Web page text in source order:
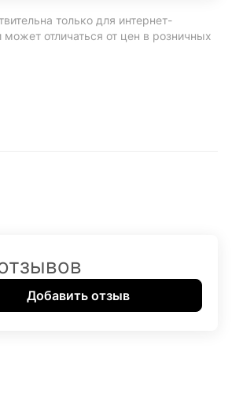
только для интернет-
может отличаться от цен в розничных
Добавить отзыв